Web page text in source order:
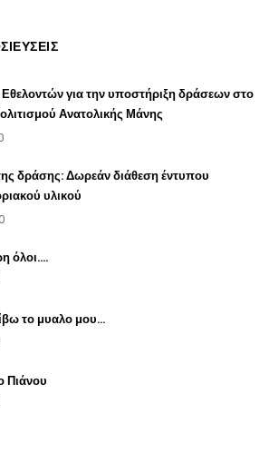
για την υποστήριξη δράσεων στο
Ανατολικής Μάνης
δράσης: Δωρεάν διάθεση έντυπου
υλικού
όλοι....
το μυαλο μου...
Πιάνου